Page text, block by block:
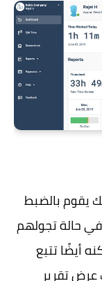
يقوم بالضبط
حالة تجولهم
أيضًا تتبع
تقرير